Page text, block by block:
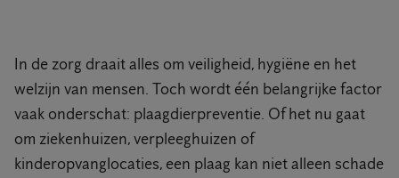
In de zorg draait alles om veiligheid, hygiëne en het
welzijn van mensen. Toch wordt één belangrijke factor
vaak onderschat: plaagdierpreventie. Of het nu gaat
om ziekenhuizen, verpleeghuizen of
kinderopvanglocaties, een plaag kan niet alleen schade